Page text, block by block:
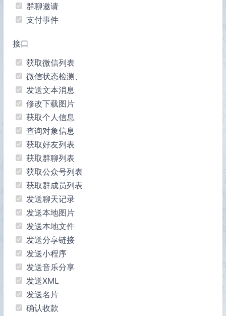
群聊邀请
支付事件
接口
获取微信列表
微信状态检测、
发送文本消息
修改下载图片
获取个人信息
查询对象信息
获取好友列表
获取群聊列表
获取公众号列表
获取群成员列表
发送聊天记录
发送本地图片
发送本地文件
发送分享链接
发送小程序
发送音乐分享
发送XML
发送名片
确认收款